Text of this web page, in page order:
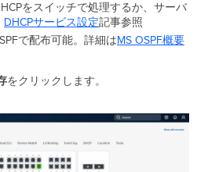
をスイッチで処理するか、サーバ
DHCPサービス設定記事参照
で配布可能。詳細はMS OSPF概要
をクリックします。